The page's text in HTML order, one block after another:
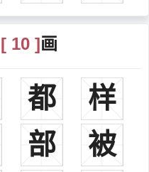
建兴九年）的北伐中大破司
三年后，升任太常。七十二岁
之变时支持司马懿，据曹爽大
尉，进爵安国侯。
[ 10 ]画
都
样
部
被